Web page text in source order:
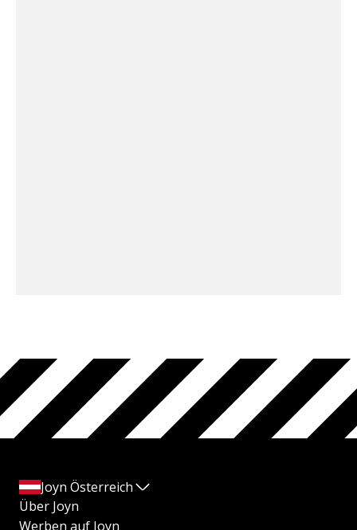
Joyn Österreich
Über Joyn
Werben auf Joyn